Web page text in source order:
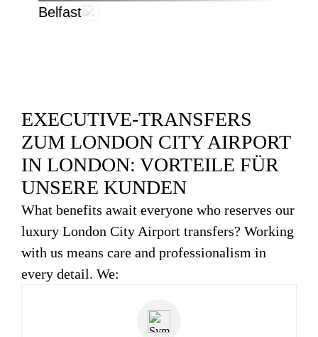
Belfast
EXECUTIVE-TRANSFERS
ZUM LONDON CITY AIRPORT
IN LONDON: VORTEILE FÜR
UNSERE KUNDEN
What benefits await everyone who reserves our
luxury London City Airport transfers? Working
with us means care and professionalism in
every detail. We: